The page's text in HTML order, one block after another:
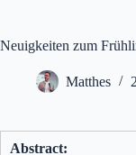
Neuigkeiten zum
Matthes
Abstract: